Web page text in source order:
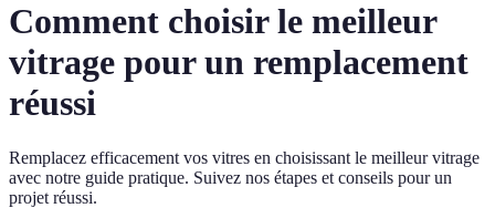
Comment choisir le meilleur
vitrage pour un remplacement
réussi
Remplacez efficacement vos vitres en choisissant le meilleur vitrage
avec notre guide pratique. Suivez nos étapes et conseils pour un
projet réussi.